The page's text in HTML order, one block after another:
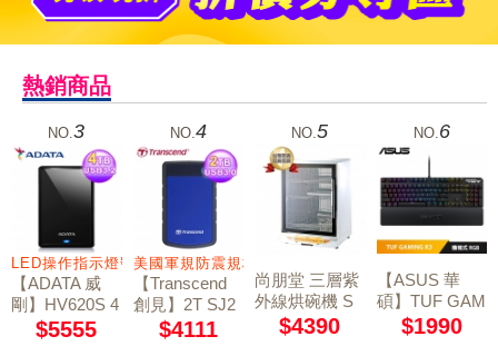
熱銷商品
聲道
NO.3
LED操作指示燈號
【ADATA 威
剛】HV620S 4
TB 2.5吋行動
$5555
NO. 4
美國軍規防震規格
【Transcend
創見】2T SJ2
5H3B USB3.0
軍規防震硬碟
$4111
NO.5
尚朋堂 三層紫
外線烘碗機 S
D-1566
$4390
NO. 6
【ASUS 華
碩】TUF GAM
ING K3 RGB
機械鍵盤【青
$1990